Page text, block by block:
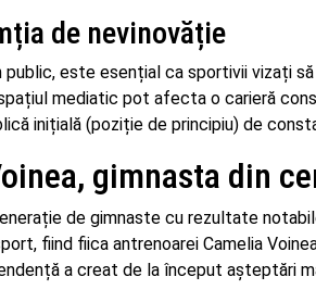
de nevinovăție
public, este esențial ca sportivii vizați
mediatic pot afecta o carieră
inițială (poziție de principiu) de
gimnasta din
de gimnaste cu rezultate
fiind fiica antrenoarei Camelia
a creat de la început așteptări